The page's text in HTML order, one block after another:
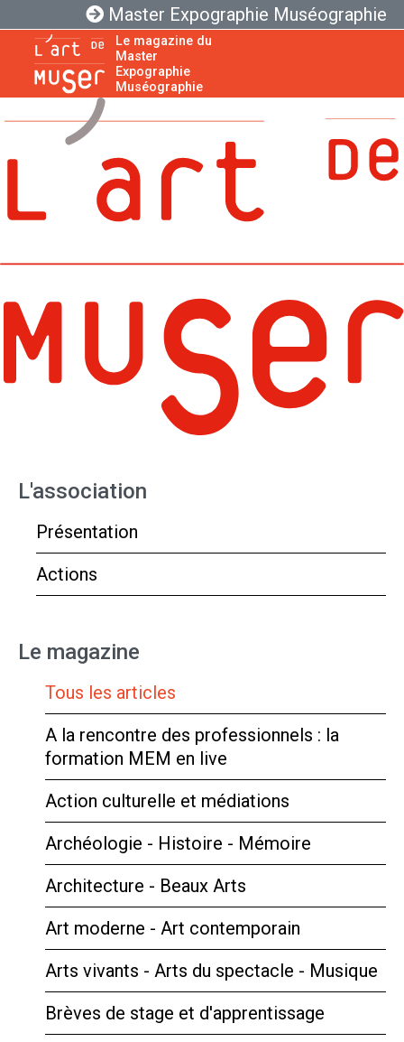
Master Expographie Muséographie
Le magazine du
Master
Expographie
Muséographie
L'association
Présentation
Actions
Le magazine
Tous les articles
A la rencontre des professionnels : la
formation MEM en live
Action culturelle et médiations
Archéologie - Histoire - Mémoire
Architecture - Beaux Arts
Art moderne - Art contemporain
Arts vivants - Arts du spectacle - Musique
Brèves de stage et d'apprentissage